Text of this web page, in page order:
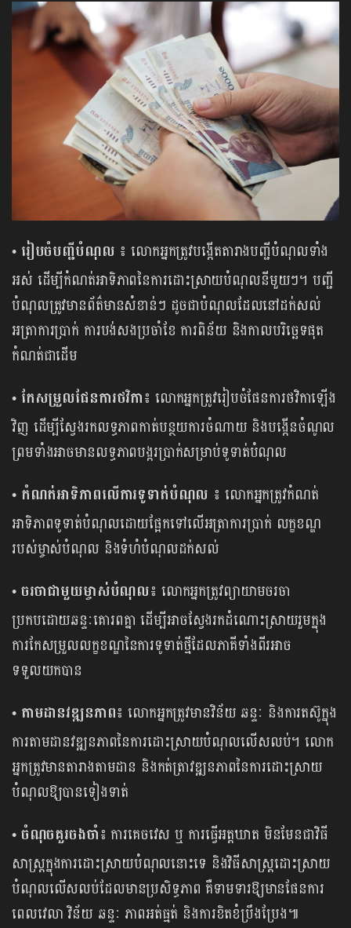
• រៀបចំបញ្ជីបំណុល ៖លោកអ្នកត្រូវបង្កើតតារាងបញ្ជីបំណុលទាំង
អស់ ដើម្បីកំណត់អាទិភាពនៃការដោះស្រាយបំណុលនីមួយៗ។ បញ្ជី
បំណុលត្រូវមានព័ត៌មានសំខាន់ៗ ដូចជាបំណុលដែលនៅដក់សល់
អត្រាការប្រាក់ ការបង់សងប្រចាំខែ ការពិន័យ និងកាលបរិច្ឆេទផុត
កំណត់ជាដើម
• កែសម្រួលផែនការថវិកា៖ លោកអ្នកត្រូវរៀបចំផែនការថវិកាឡើង
វិញ ដើម្បីស្វែងរកលទ្ធភាពកាត់បន្ថយការចំណាយ និងបង្កើនចំណូល
ព្រមទាំងអាចមានលទ្ធភាពបង្ករប្រាក់សម្រាប់ទូទាត់បំណុល
• កំណត់អាទិភាពលើការទូទាត់បំណុល ៖ លោកអ្នកត្រូវកំណត់
អាទិភាពទូទាត់បំណុលដោយផ្អែកទៅលើអត្រាការប្រាក់ លក្ខខណ្ឌ
របស់ម្ចាស់បំណុល និងទំហំបំណុលដក់សល់
• ចរចាជាមួយម្ចាស់បំណុល៖ លោកអ្នកត្រូវព្យាយាមចរចា
ប្រកបដោយឆន្ទៈគោរពគ្នា ដើម្បីអាចស្វែងរកដំណោះស្រាយរួមក្នុង
ការកែសម្រួលលក្ខខណ្ឌនៃការទូទាត់ថ្មីដែលភាគីទាំងពីរអាច
ទទួលយកបាន
• តាមដានវឌ្ឍនភាព៖លោកអ្នកត្រូវមានវិន័យ ឆន្ទៈ និងការតស៊ូក្នុង
ការតាមដានវឌ្ឍនភាពនៃការដោះស្រាយបំណុលលើសលប់។ លោក
អ្នកត្រូវមានតារាងតាមដាន និងកត់ត្រាវឌ្ឍនភាពនៃការដោះស្រាយ
បំណុលឱ្យបានទៀងទាត់
•ចំណុចគួរចងចាំ៖ ការគេចវេស ឬ ការធ្វើអត្តឃាត មិនមែនជាវិធី
សាស្ត្រក្នុងការដោះស្រាយបំណុលនោះទេ និងវិធីសាស្ត្រដោះស្រាយ
បំណុលលើសលប់ដែលមានប្រសិទ្ធភាព គឺទាមទារឱ្យមានផែនការ
ពេលវេលា វិន័យ ឆន្ទៈ ភាពអត់ធ្មត់ និងការខិតខំប្រឹងប្រែង៕